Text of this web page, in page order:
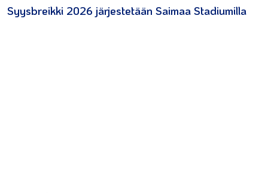
Syysbreikki 2026 järjestetään Saimaa Stadiumilla